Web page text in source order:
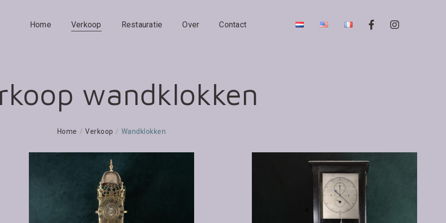
Home Verkoop Restauratie Over Contact
wandklokken
Home / Verkoop / Wandklokken